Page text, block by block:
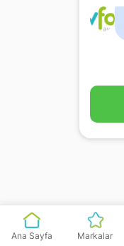
Ana Sayfa Markalar